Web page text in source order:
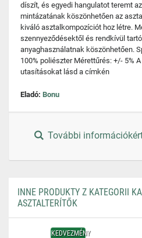
díszít, és egyedi hangulatot teremt
mintázatának köszönhetően az
kiváló asztalkompozíciót hoz létre.
szennyeződésektől és rendkívül
anyaghasználatnak köszönhetően.
100% poliészter Mérettűrés: +/- 5%
utasításokat lásd a címkén
Eladó: Bonu
További
INNE PRODUKTY Z KATEGORII
ASZTALTERÍTŐK
KEDVEZMÉNY